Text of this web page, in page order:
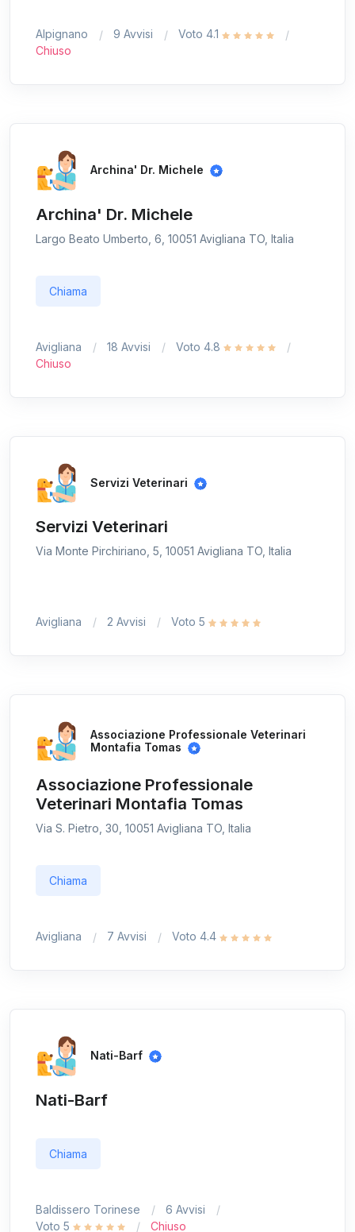
Alpignano 9 Avvisi
Voto 4.1
Chiuso
Archina' Dr. Michele
Archina' Dr. Michele
Largo Beato Umberto, 6, 10051 Avigliana TO, Italia
Chiama
Avigliana 18 Avvisi
Voto 4.8
Chiuso
Servizi Veterinari
Servizi Veterinari
Via Monte Pirchiriano, 5, 10051 Avigliana TO, Italia
Avigliana 2 Avvisi Voto 5
Associazione Professionale Veterinari
Montafia Tomas
Associazione Professionale
Veterinari Montafia Tomas
Via S. Pietro, 30, 10051 Avigliana TO, Italia
Chiama
Avigliana 7 Avvisi Voto 4.4
Nati-Barf
Nati-Barf
Chiama
Baldissero Torinese
6 Avvisi
Voto 5
Chiuso